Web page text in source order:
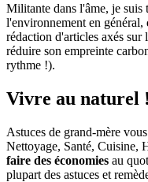
Militante dans l'âme, je suis
l'environnement en
rédaction d'articles axés sur
réduire son empreinte
rythme !).
Vivre au naturel !
Astuces de grand-mère
Nettoyage, Santé, Cuisine,
faire des économies au
plupart des astuces et